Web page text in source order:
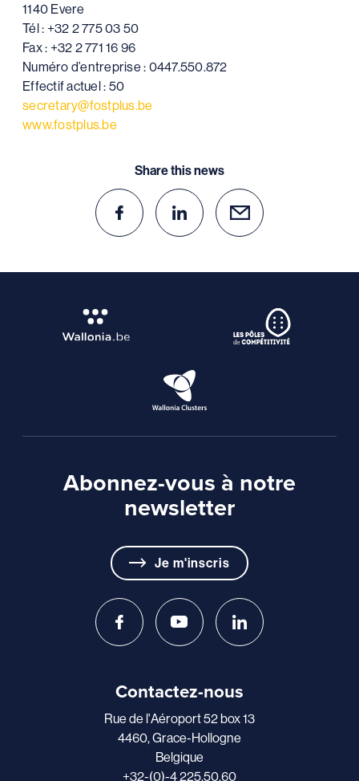
1140 Evere
Tél : +32 2 775 03 50
Fax : +32 2 771 16 96
Numéro d’entreprise : 0447.550.872
Effectif actuel : 50
secretary@fostplus.be
www.fostplus.be
Share this news
Abonnez-vous à notre
newsletter
Je m'inscris
Contactez-nous
Rue de l'Aéroport 52 box 13
4460, Grace-Hollogne
Belgique
+32-(0)-4 225.50.60